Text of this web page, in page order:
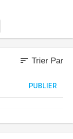
de ton pays ,sache
sort Trier Par
PUBLIER